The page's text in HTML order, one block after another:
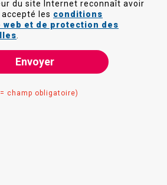
du site Internet reconnaît avoir
les conditions
et de protection des
Envoyer
champ obligatoire)